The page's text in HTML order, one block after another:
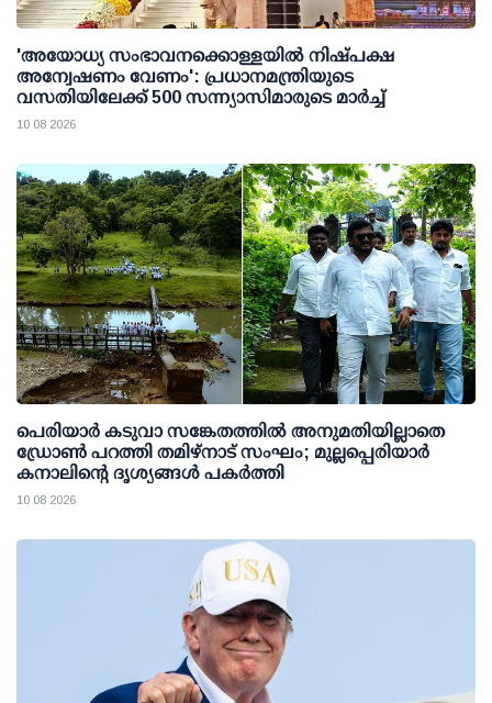
'അയോധ്യ സംഭാവനക്കൊള്ളയില്‍ നിഷ്പക്ഷ
അന്വേഷണം വേണം': പ്രധാനമന്ത്രിയുടെ
വസതിയിലേക്ക് 500 സന്ന്യാസിമാരുടെ മാര്‍ച്ച്
10 08 2026
പെരിയാര്‍ കടുവാ സങ്കേതത്തില്‍ അനുമതിയില്ലാതെ
ഡ്രോണ്‍ പറത്തി തമിഴ്നാട് സംഘം; മുല്ലപ്പെരിയാര്‍
കനാലിന്റെ ദൃശ്യങ്ങള്‍ പകര്‍ത്തി
10 08 2026